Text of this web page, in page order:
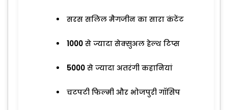
सरस सलिल मैगजीन का सारा कंटेंट
1000से ज्यादा सेक्सुअल हेल्थ टिप्स
5000से ज्यादा अतरंगी कहानियां
चटपटी फिल्मी और भोजपुरी गॉसिप